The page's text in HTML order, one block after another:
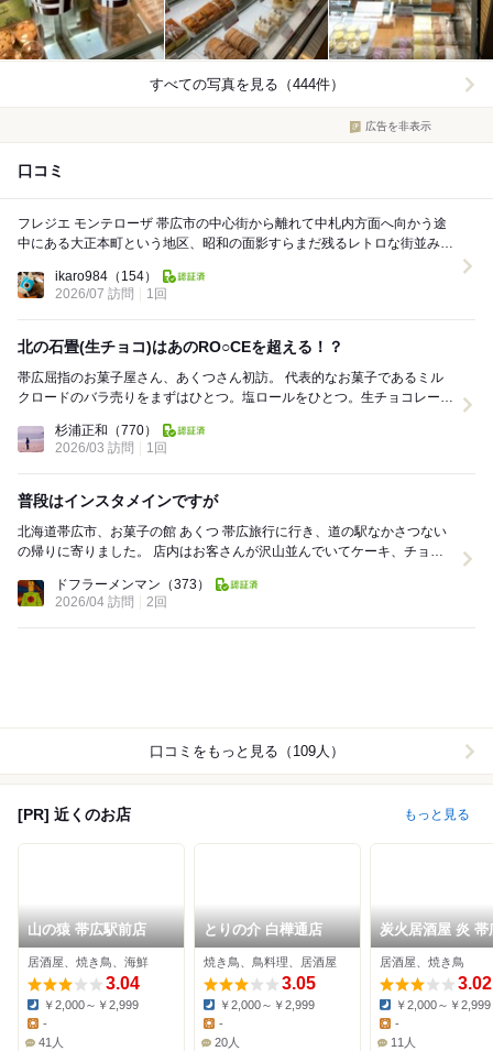
すべての写真を見る（444件）
広告を非表示
口コミ
フレジエ モンテローザ 帯広市の中心街から離れて中札内方面へ向かう途
中にある大正本町という地区、昭和の面影すらまだ残るレトロな街並みの
ikaro984 （154）
2026/07 訪問
1回
北の石畳(生チョコ)はあのRO○CEを超える！？
帯広屈指のお菓子屋さん、あくつさん初訪。 代表的なお菓子であるミル
クロードのバラ売りをまずはひとつ。塩ロールをひとつ。生チョコレート
杉浦正和 （770）
2026/03 訪問
1回
普段はインスタメインですが
北海道帯広市、お菓子の館 あくつ 帯広旅行に行き、道の駅なかさつない
の帰りに寄りました。 店内はお客さんが沢山並んでいてケーキ、チョコ
ドフラーメンマン （373）
2026/04 訪問
2回
口コミをもっと見る（109人）
[PR] 近くのお店 もっと見る
山の猿 帯広駅前店
居酒屋、焼き鳥、海鮮
3.04
Dinner:
￥2,000～￥2,999
Lunch:
-
41人
とりの介 白樺通店
焼き鳥、鳥料理、居酒屋
3.05
Dinner:
￥2,000～￥2,999
Lunch:
-
20人
炭火居酒屋 炎 帯
駒通り店
居酒屋、焼き鳥
3.02
Dinner:
￥2,000～￥2,999
Lunch:
-
11人